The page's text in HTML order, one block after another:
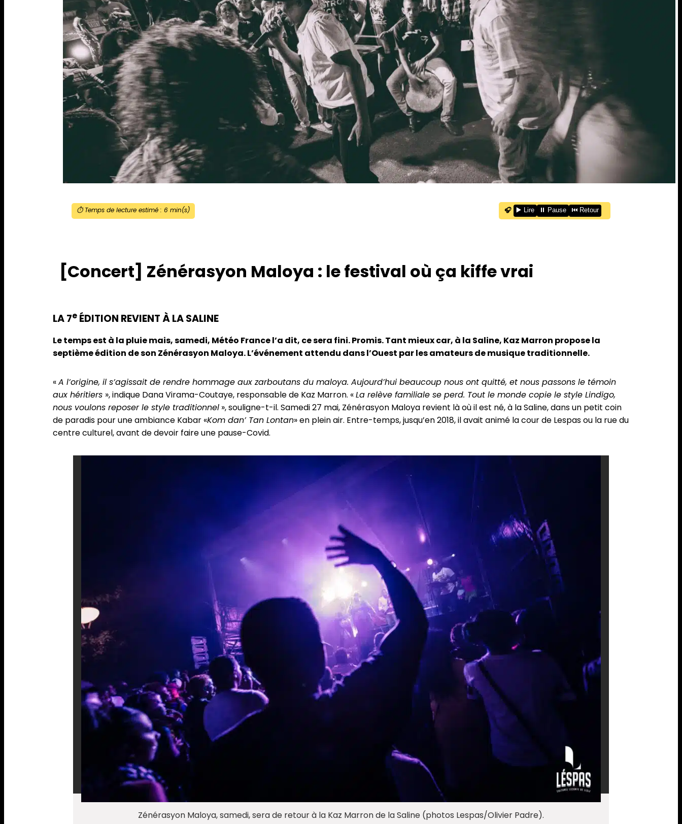
⏱️ Temps de lecture estimé : 6 min(s) 🎧 ▶️ Lire ⏸️ Pause ⏮️ Retour
[Concert] Zénérasyon Maloya : le festival où ça kiffe vrai
LA 7e ÉDITION REVIENT À LA SALINE
Le temps est à la pluie mais, samedi, Météo France l’a dit, ce sera fini. Promis. Tant mieux car, à la Saline, Kaz Marron propose la
septième édition de son Zénérasyon Maloya. L’événement attendu dans l’Ouest par les amateurs de musique traditionnelle.
«A l’origine, il s’agissait de rendre hommage aux zarboutans du maloya. Aujourd’hui beaucoup nous ont quitté, et nous passons le témoin
aux héritiers », indique Dana Virama-Coutaye, responsable de Kaz Marron. «La relève familiale se perd. Tout le monde copie le style Lindigo,
nous voulons reposer le style traditionnel », souligne-t-il. Samedi 27 mai, Zénérasyon Maloya revient là où il est né, à la Saline, dans un petit coin
de paradis pour une ambiance Kabar «Kom dan’ Tan Lontan» en plein air. Entre-temps, jusqu’en 2018, il avait animé la cour de Lespas ou la rue du
centre culturel, avant de devoir faire une pause-Covid.
Zénérasyon Maloya, samedi, sera de retour à la Kaz Marron de la Saline (photos Lespas/Olivier Padre).